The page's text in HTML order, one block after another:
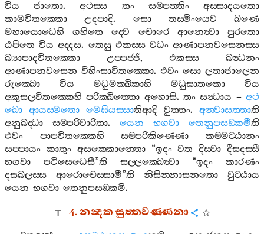
විය
ජාතො.අථස‍්ස තං සම‍්පත‍්තිං
අස‍්සාදයතො
කාමවිතක‍්කො
උදපාදි. සො තස‍්මිංයෙව
ඛණෙ
මහායොධෙහි
ගහිතෙ ද‍්වෙ චොරෙ ආනෙත්‍වා
පුරතො
ඨපිතෙ විය අද‍්දස. තෙසු එකස‍්ස වධං ආණාපනවසෙනස‍්ස
බ්‍යාපාදවිතක‍්කො
උප‍්පජ‍්ජි, එකස‍්ස
බන්‍ධනං
ආණාපනවසෙන විහිංසාවිතක‍්කො. එවං සො ලතාජාලෙන
රුක‍්ඛො
විය මධුමක‍්ඛිකාහි මධුඝාතකො
විය
අකුසලවිතක‍්කෙහි පරික‍්ඛිත‍්තො අහොසි.තං සන්‍ධාය –අථ
ඛො ආයස‍්මතො මෙඝියස‍්සාතිආදි වුත‍්තං. අන‍්වාසත‍්තාති
අනුබද‍්ධා
සම‍්පරිවාරිතා. යෙන භගවා තෙනුපසඞ‍්කමීති
එවං
පාපවිතක‍්කෙහි සම‍්පරිකිණ‍්ණො
කම‍්මට‍්ඨානං
සප‍්පායං කාතුං අසක‍්කොන‍්තො“ඉදං වත දිස‍්වා දීඝදස‍්සී
භගවා
පටිසෙධෙසී”ති සල‍්ලක‍්ඛෙත්‍වා “ඉදං
කාරණං
දසබලස‍්ස
ආරොචෙස‍්සාමී”ති නිසින‍්නාසනතො
වුට‍්ඨාය
යෙන භගවා තෙනුපසඞ‍්කමි.
4.නන්‍දකසුත‍්තවණ‍්ණනා